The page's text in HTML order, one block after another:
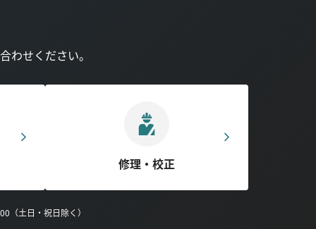
わせください。
修理・校正
（土日・祝日除く）